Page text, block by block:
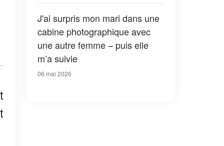
J'ai surpris mon mari dans une
cabine photographique avec
une autre femme – puis elle
m’a suivie
06 mai 2026